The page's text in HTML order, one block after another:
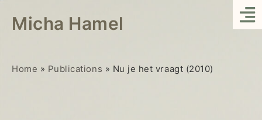
Micha Hamel
Home » Publications » Nu je het vraagt (2010)